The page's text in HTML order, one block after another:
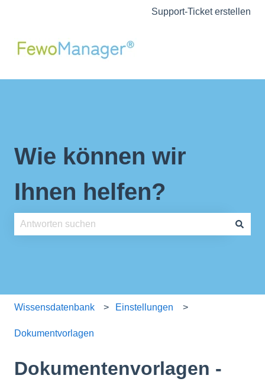
Support-Ticket erstellen
Wie können wir
Ihnen helfen?
Wissensdatenbank Einstellungen
Dokumentvorlagen
Dokumentenvorlagen -